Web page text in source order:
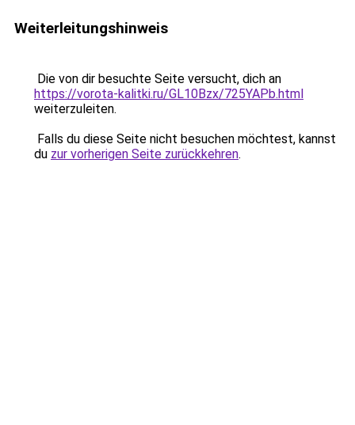
Weiterleitungshinweis
Die von dir besuchte Seite versucht, dich an
https://vorota-kalitki.ru/GL10Bzx/725YAPb.html
weiterzuleiten.
Falls du diese Seite nicht besuchen möchtest, kannst
du zur vorherigen Seite zurückkehren.